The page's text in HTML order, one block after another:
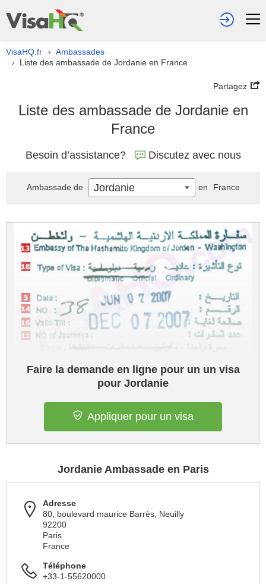
VisaHQ.fr › Ambassades
› Liste des ambassade de Jordanie en France
Partagez
Liste des ambassade de Jordanie en
France
Besoin d’assistance? Discutez avec nous
Faire la demande en ligne pour un un visa
pour Jordanie
Appliquer pour un visa
Jordanie Ambassade en Paris
Adresse
80, boulevard maurice Barrès, Neuilly
92200
Paris
France
Téléphone
+33-1-55620000
Ambassade de Jordanie en France